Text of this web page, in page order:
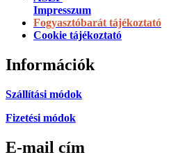
Impresszum
Fogyasztóbarát tájékoztató
Cookie tájékoztató
Információk
Szállítási módok
Fizetési módok
E-mail cím